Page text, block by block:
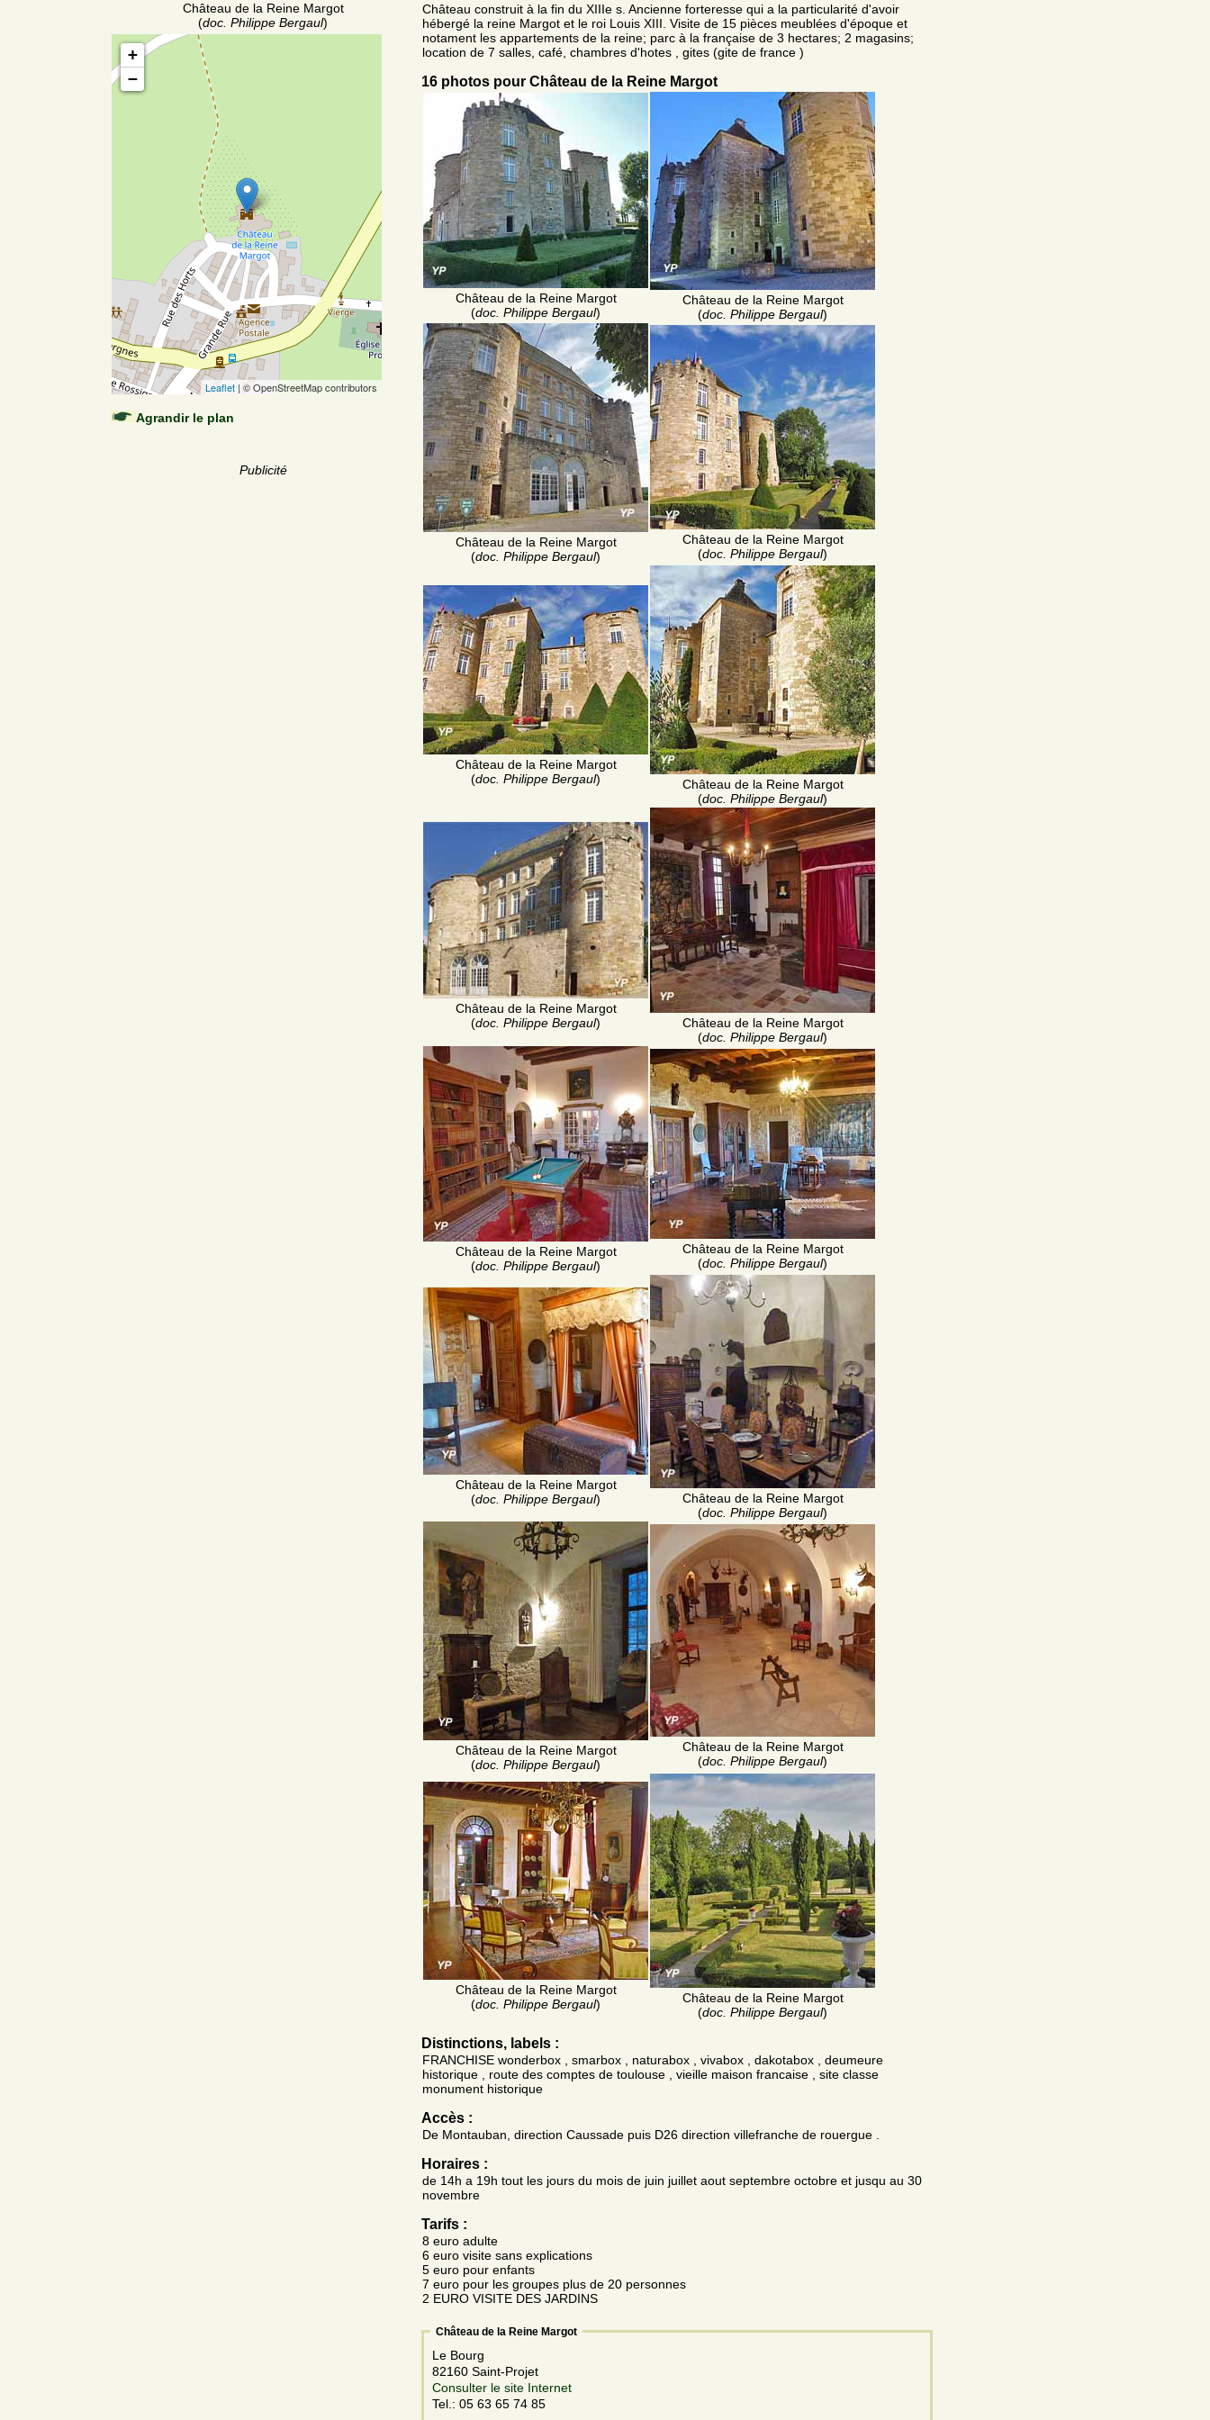
Château de la Reine Margot
(doc. Philippe Bergaul)
+
−
Leaflet | © OpenStreetMap contributors
Agrandir le plan
Publicité
Château construit à la fin du XIIIe s. Ancienne forteresse qui a la particularité d'avoir
hébergé la reine Margot et le roi Louis XIII. Visite de 15 pièces meublées d'époque et
notament les appartements de la reine; parc à la française de 3 hectares; 2 magasins;
location de 7 salles, café, chambres d'hotes , gites (gite de france )
16 photos pour Château de la Reine Margot
Château de la Reine Margot
(doc. Philippe Bergaul)
Château de la Reine Margot
(doc. Philippe Bergaul)
Château de la Reine Margot
(doc. Philippe Bergaul)
Château de la Reine Margot
(doc. Philippe Bergaul)
Château de la Reine Margot
(doc. Philippe Bergaul)
Château de la Reine Margot
(doc. Philippe Bergaul)
Château de la Reine Margot
(doc. Philippe Bergaul)
Château de la Reine Margot
(doc. Philippe Bergaul)
Château de la Reine Margot
(doc. Philippe Bergaul)
Château de la Reine Margot
(doc. Philippe Bergaul)
Château de la Reine Margot
(doc. Philippe Bergaul)
Château de la Reine Margot
(doc. Philippe Bergaul)
Château de la Reine Margot
(doc. Philippe Bergaul)
Château de la Reine Margot
(doc. Philippe Bergaul)
Château de la Reine Margot
(doc. Philippe Bergaul)
Château de la Reine Margot
(doc. Philippe Bergaul)
Distinctions, labels :
FRANCHISE wonderbox , smarbox , naturabox , vivabox , dakotabox , deumeure
historique , route des comptes de toulouse , vieille maison francaise , site classe
monument historique
Accès :
De Montauban, direction Caussade puis D26 direction villefranche de rouergue .
Horaires :
de 14h a 19h tout les jours du mois de juin juillet aout septembre octobre et jusqu au 30
novembre
Tarifs :
8 euro adulte
6 euro visite sans explications
5 euro pour enfants
7 euro pour les groupes plus de 20 personnes
2 EURO VISITE DES JARDINS
Château de la Reine Margot
Le Bourg
82160 Saint-Projet
Consulter le site Internet
Tel.: 05 63 65 74 85